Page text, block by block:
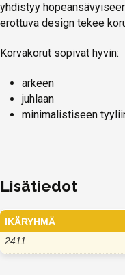
yhdistyy
erottuva design tekee
Korvakorut sopivat hyvin:
arkeen
juhlaan
minimalistiseen
Lisätiedot
IKÄRYHMÄ
2411